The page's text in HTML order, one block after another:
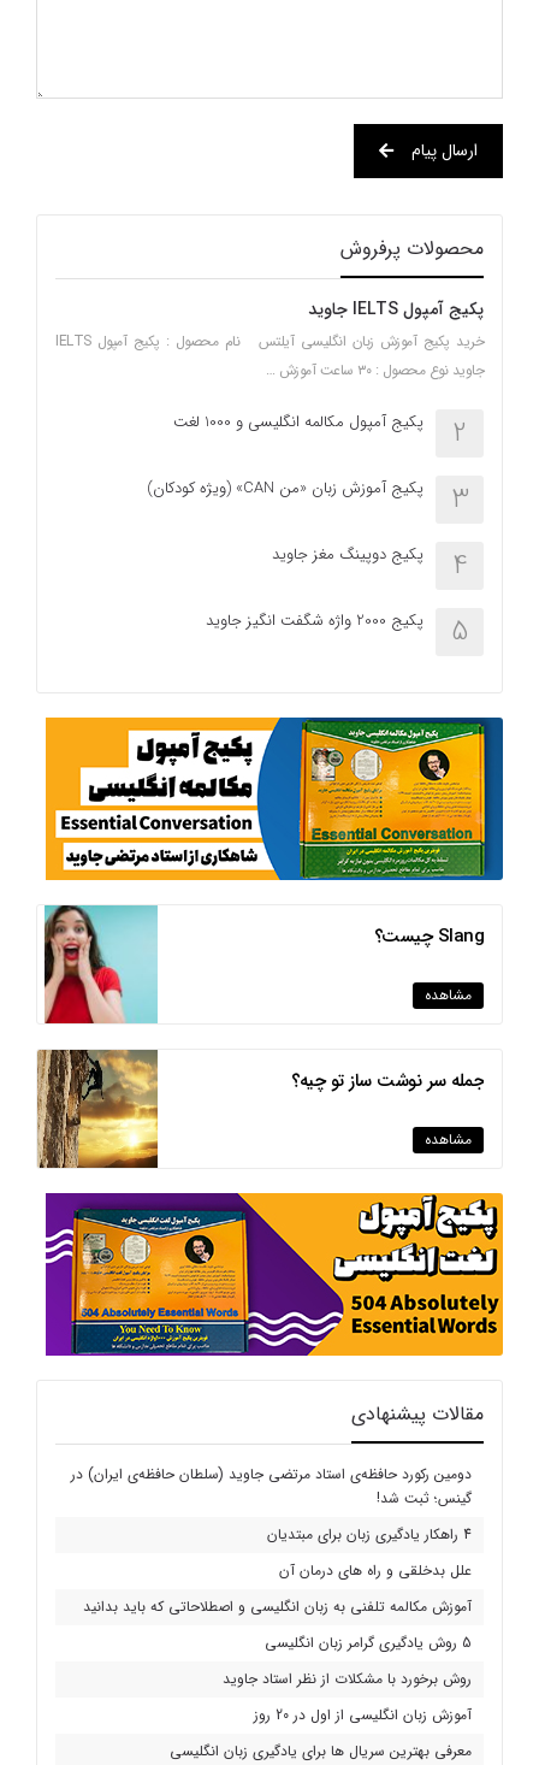
ارسال پیام
محصولات پرفروش
پکیج آمپول IELTS جاوید
خرید پکیج آموزش زبان انگلیسی آیلتس نام محصول : پکیج آمپول IELTS
جاوید نوع محصول : ۳۰ ساعت آموزش …
2 پکیج آمپول مکالمه انگلیسی و 1000 لغت
3 پکیج آموزش زبان «من CAN» (ویژه کودکان)
4 پکیج دوپینگ مغز جاوید
5 پکیج 2000 واژه شگفت انگیز جاوید
Slang چیست؟
مشاهده
جمله سر نوشت ساز تو چیه؟
مشاهده
مقالات پیشنهادی
دومین رکورد حافظه‌ی استاد مرتضی جاوید (سلطان حافظه‌ی ایران) در
گینس؛ ثبت شد!
4 راهکار یادگیری زبان برای مبتدیان
علل بدخلقی و راه های درمان آن
آموزش مکالمه تلفنی به زبان انگلیسی و اصطلاحاتی که باید بدانید
5 روش یادگیری گرامر زبان انگلیسی
روش برخورد با مشکلات از نظر استاد جاوید
آموزش زبان انگلیسی از اول در 20 روز
معرفی بهترین سریال ها برای یادگیری زبان انگلیسی